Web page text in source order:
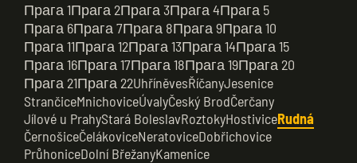
Прага 1Прага 2Прага 3Прага 4Прага 5
Прага 6Прага 7Прага 8Прага 9Прага 10
Прага 11Прага 12Прага 13Прага 14Прага 15
Прага 16Прага 17Прага 18Прага 19Прага 20
Прага 21Прага 22UhříněvesŘíčanyJesenice
StrančiceMnichoviceÚvalyČeský BrodČerčany
Jílové u PrahyStará BoleslavRoztokyHostiviceRudná
ČernošiceČelákoviceNeratoviceDobřichovice
PrůhoniceDolní BřežanyKamenice